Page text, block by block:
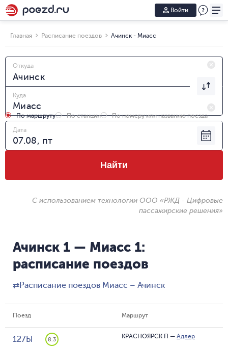
Войти
Главная Расписание поездов Ачинск - Миасс
Откуда
Куда
По маршруту По станции
По номеру или названию поезда
Дата
Найти
С использованием технологии ООО «РЖД - Цифровые
пассажирские решения»
Ачинск 1 — Миасс 1:
расписание поездов
⇄Расписание поездов Миасс – Ачинск
Поезд Маршрут
127Ы 8.3 КРАСНОЯРСК П — Адлер